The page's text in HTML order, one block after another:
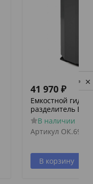
41 970 ₽
Емкостной
разделитель
В наличии
Артикул
В корзину
Privacy notice